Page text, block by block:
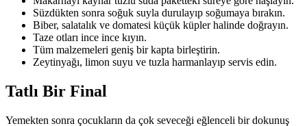
Süzdükten sonra soğuk suyla durulayıp soğumaya bırakın.
Biber, salatalık ve domatesi küçük küpler halinde doğrayın.
Taze otları ince ince kıyın.
Tüm malzemeleri geniş bir kapta birleştirin.
Zeytinyağı, limon suyu ve tuzla harmanlayıp servis edin.
Tatlı Bir Final
Yemekten sonra çocukların da çok seveceği eğlenceli bir dokunuş